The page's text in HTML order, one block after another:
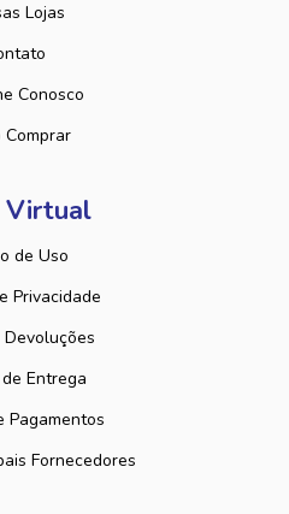
Lojas
Conosco
Comprar
Virtual
de Uso
Privacidade
Entrega
Pagamentos
Fornecedores